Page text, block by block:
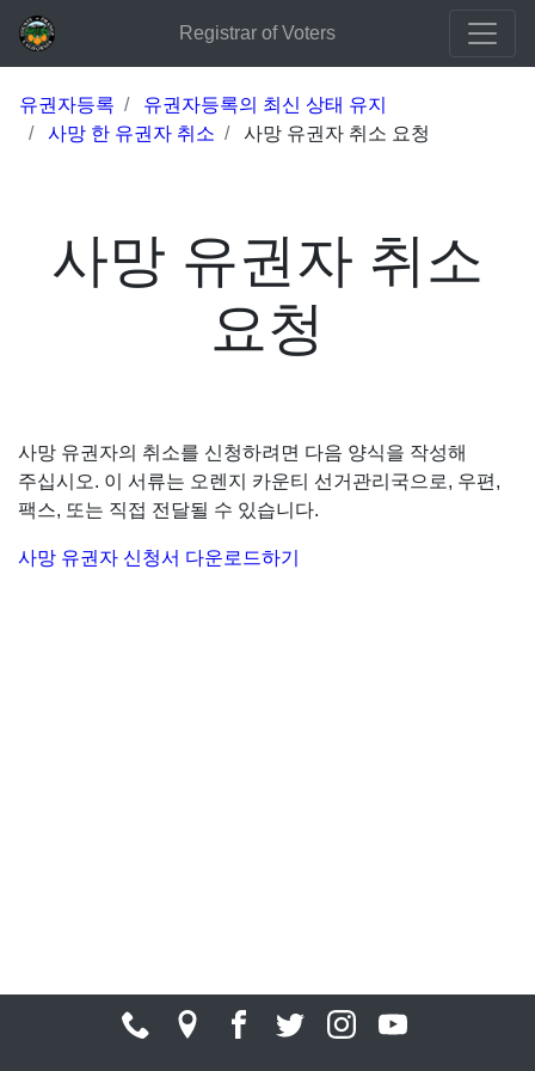
Registrar of Voters
유권자등록
유권자등록의 최신 상태 유지
사망 한 유권자 취소
사망 유권자 취소 요청
사망 유권자 취소
요청
사망 유권자의 취소를 신청하려면 다음 양식을 작성해
주십시오. 이 서류는 오렌지 카운티 선거관리국으로, 우편,
팩스, 또는 직접 전달될 수 있습니다.
사망 유권자 신청서 다운로드하기